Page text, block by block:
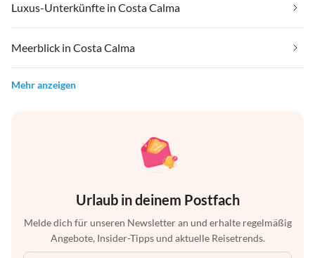
Luxus-Unterkünfte in Costa Calma
Meerblick in Costa Calma
Mehr anzeigen
Urlaub in deinem Postfach
Melde dich für unseren Newsletter an und erhalte regelmäßig
Angebote, Insider-Tipps und aktuelle Reisetrends.